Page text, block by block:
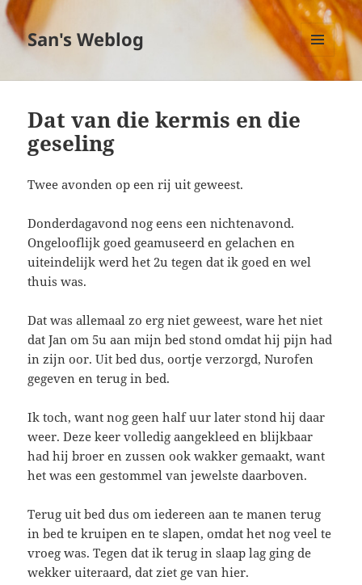
San's Weblog
MENU
EN
Dat van die kermis en die
geseling
Twee avonden op een rij uit geweest.
Donderdagavond nog eens een nichtenavond.
Ongelooflijk goed geamuseerd en gelachen en
uiteindelijk werd het 2u tegen dat ik goed en wel
thuis was.
Dat was allemaal zo erg niet geweest, ware het niet
dat Jan om 5u aan mijn bed stond omdat hij pijn had
in zijn oor. Uit bed dus, oortje verzorgd, Nurofen
gegeven en terug in bed.
Ik toch, want nog geen half uur later stond hij daar
weer. Deze keer volledig aangekleed en blijkbaar
had hij broer en zussen ook wakker gemaakt, want
het was een gestommel van jewelste daarboven.
Terug uit bed dus om iedereen aan te manen terug
in bed te kruipen en te slapen, omdat het nog veel te
vroeg was. Tegen dat ik terug in slaap lag ging de
wekker uiteraard, dat ziet ge van hier.